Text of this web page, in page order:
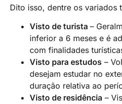
Dito isso, dentre os variados
Visto de turista –
inferior a 6 meses e é
com finalidades
Visto para estudos –
desejam estudar no
duração relativa ao
Visto de residência –